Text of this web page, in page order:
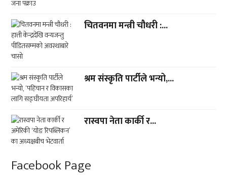
चितवनमा मन्त्री चौधरी :...
श्रम संस्कृति पार्टीले भन्यो,...
रास्वपा नेता कार्की र...
Facebook Page